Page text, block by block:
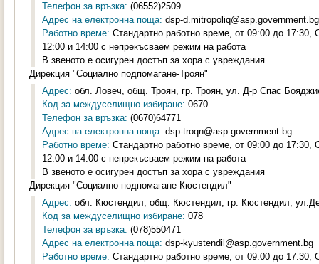
Телефон за връзка: (06552)2509
Адрес на електронна поща: dsp-d.mitropoliq@asp.government.bg
Работно време: Стандартно работно време, от 09:00 до
12:00 и 14:00 с непрекъсваем режим на работа
В звеното е осигурен достъп за хора с увреждания
Дирекция "Социално подпомагане-Троян"
Адрес: обл. Ловеч, общ. Троян, гр. Троян, ул. Д-р Спас
Код за междуселищно избиране: 0670
Телефон за връзка: (0670)64771
Адрес на електронна поща: dsp-troqn@asp.government.bg
Работно време: Стандартно работно време, от 09:00 до
12:00 и 14:00 с непрекъсваем режим на работа
В звеното е осигурен достъп за хора с увреждания
Дирекция "Социално подпомагане-Кюстендил"
Адрес: обл. Кюстендил, общ. Кюстендил, гр. Кюстендил,
Код за междуселищно избиране: 078
Телефон за връзка: (078)550471
Адрес на електронна поща: dsp-kyustendil@asp.government.bg
Работно време: Стандартно работно време, от 09:00 до